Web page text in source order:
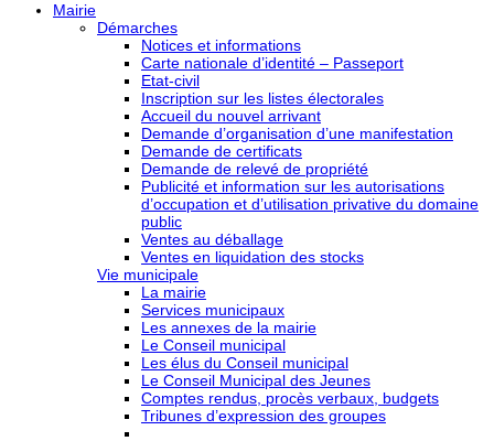
Mairie
Démarches
Notices et informations
Carte nationale d’identité – Passeport
Etat-civil
Inscription sur les listes électorales
Accueil du nouvel arrivant
Demande d’organisation d’une manifestation
Demande de certificats
Demande de relevé de propriété
Publicité et information sur les autorisations
d’occupation et d’utilisation privative du domaine
public
Ventes au déballage
Ventes en liquidation des stocks
Vie municipale
La mairie
Services municipaux
Les annexes de la mairie
Le Conseil municipal
Les élus du Conseil municipal
Le Conseil Municipal des Jeunes
Comptes rendus, procès verbaux, budgets
Tribunes d’expression des groupes